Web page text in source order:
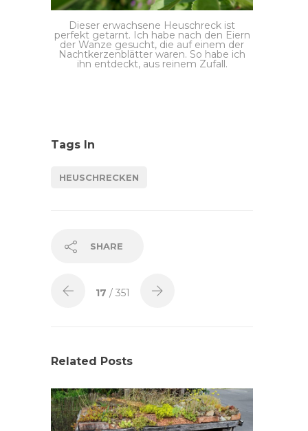
Dieser erwachsene Heuschreck ist
perfekt getarnt. Ich habe nach den Eiern
der Wanze gesucht, die auf einem der
Nachtkerzenblätter waren. So habe ich
ihn entdeckt, aus reinem Zufall.
Tags In
HEUSCHRECKEN
SHARE
17 / 351
Related Posts